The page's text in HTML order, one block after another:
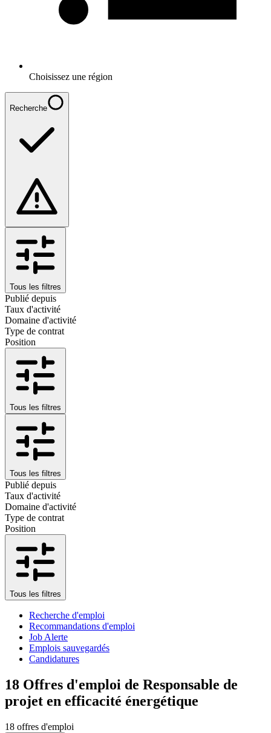
Choisissez une région
Recherche
Tous les filtres
Publié depuis
Taux d'activité
Domaine d'activité
Type de contrat
Position
Tous les filtres
Tous les filtres
Publié depuis
Taux d'activité
Domaine d'activité
Type de contrat
Position
Tous les filtres
Recherche d'emploi
Recommandations d'emploi
Job Alerte
Emplois sauvegardés
Candidatures
18 Offres d'emploi de Responsable de
projet en efficacité énergétique
18 offres d'emploi